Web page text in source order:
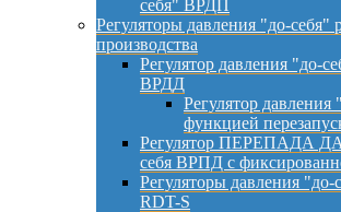
себя" ВРДП
Регуляторы давления "до-себя"
производства
Регулятор давления "до-
ВРДД
Регулятор
функцией
Регулятор ПЕРЕПАДА
себя ВРПД с
Регуляторы давления "до-
RDT-S